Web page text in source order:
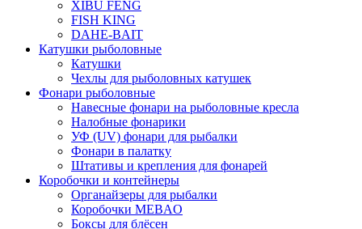
XIBU FENG
FISH KING
DAHE-BAIT
Катушки рыболовные
Катушки
Чехлы для рыболовных катушек
Фонари рыболовные
Навесные фонари на рыболовные кресла
Налобные фонарики
УФ (UV) фонари для рыбалки
Фонари в палатку
Штативы и крепления для фонарей
Коробочки и контейнеры
Органайзеры для рыбалки
Коробочки MEBAO
Боксы для блёсен